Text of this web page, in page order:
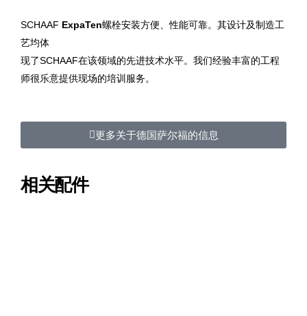
SCHAAF ExpaTen螺栓安装方便、性能可靠。其设计及制造工
艺均体
现了SCHAAF在该领域的先进技术水平。我们经验丰富的工程
师很乐意提供现场的培训服务。
更多关于德国萨尔福的信息
相关配件